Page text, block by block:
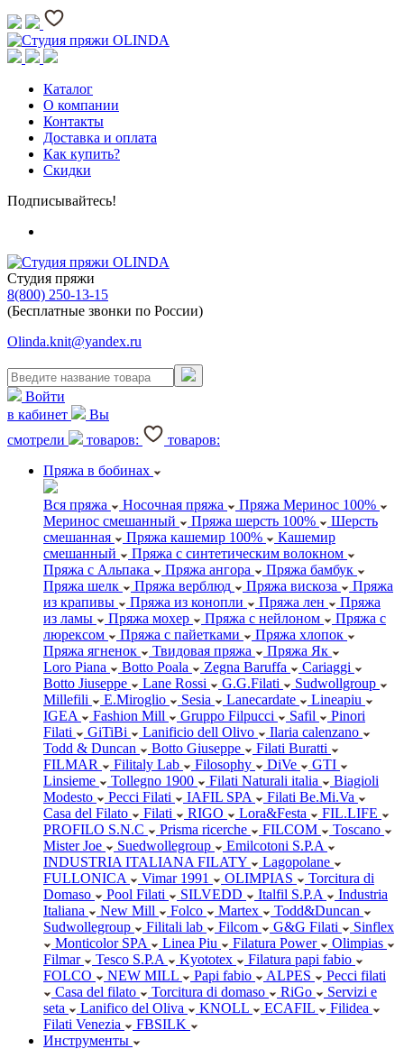
Каталог
О компании
Контакты
Доставка и оплата
Как купить?
Скидки
Подписывайтесь!
Студия пряжи
8(800) 250-13-15
(Бесплатные звонки по России)
Olinda.knit@yandex.ru
Войти
в кабинет
Вы
смотрели
товаров:
товаров:
Пряжа в бобинах
Вся пряжа Носочная пряжа
Пряжа Меринос 100%
Меринос смешанный
Пряжа шерсть 100%
Шерсть
смешанная
Пряжа кашемир 100%
Кашемир
смешанный
Пряжа с синтетическим волокном
Пряжа с Альпака
Пряжа ангора
Пряжа бамбук
Пряжа шелк
Пряжа верблюд Пряжа вискоза
Пряжа
из крапивы
Пряжа из конопли Пряжа лен
Пряжа
из ламы
Пряжа мохер Пряжа с нейлоном
Пряжа с
люрексом
Пряжа с пайетками
Пряжа хлопок
Пряжа ягненок
Твидовая пряжа
Пряжа Як
Loro Piana
Botto Poala Zegna Baruffa
Cariaggi
Botto Jiuseppe
Lane Rossi G.G.Filati
Sudwollgroup
Millefili
E.Miroglio Sesia Lanecardate
Lineapiu
IGEA
Fashion Mill Gruppo Filpucci Safil
Pinori
Filati
GiTiBi Lanificio dell Olivo
Ilaria calenzano
Todd & Duncan
Botto Giuseppe
Filati Buratti
FILMAR
Filitaly Lab Filosophy DiVe
GTI
Linsieme
Tollegno 1900 Filati Naturali italia
Biagioli
Modesto
Pecci Filati IAFIL SPA
Filati Be.Mi.Va
Casa del Filato
Filati RIGO Lora&Festa
FIL.LIFE
PROFILO S.N.C
Prisma ricerche FILCOM
Toscano
Mister Joe
Suedwollegroup
Emilcotoni S.P.A
INDUSTRIA ITALIANA FILATY
Lagopolane
FULLONICA
Vimar 1991 OLIMPIAS
Torcitura di
Domaso
Pool Filati SILVEDD Italfil S.P.A
Industria
Italiana
New Mill Folco Martex
Todd&Duncan
Sudwollegroup
Filitali lab Filcom G&G Filati
Sinflex
Monticolor SPA
Linea Piu Filatura Power
Olimpias
Filmar
Tesco S.P.A Kyototex
Filatura papi fabio
FOLCO
NEW MILL Papi fabio ALPES
Pecci filati
Casa del filato
Torcitura di domaso RiGo
Servizi e
seta
Lanifico del Oliva KNOLL ECAFIL
Filidea
Filati Venezia
FBSILK
Инструменты